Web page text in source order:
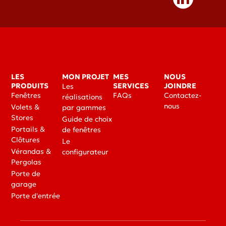
LES
PRODUITS
Fenêtres
Volets &
Stores
Portails &
Clôtures
Vérandas &
Pergolas
Porte de
garage
Porte d'entrée
MON PROJET
Les
réalisations
par gammes
Guide de choix
de fenêtres
Le
configurateur
MES
SERVICES
FAQs
NOUS
JOINDRE
Contactez-
nous